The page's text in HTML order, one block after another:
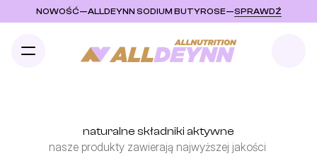
NOWOŚĆ—ALLDEYNN SODIUM BUTYROSE—SPRAWDŹ
naturalne składniki aktywne